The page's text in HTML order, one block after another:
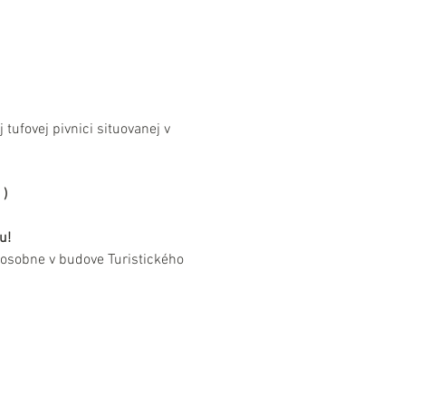
tufovej pivnici situovanej v
v budove Turistického